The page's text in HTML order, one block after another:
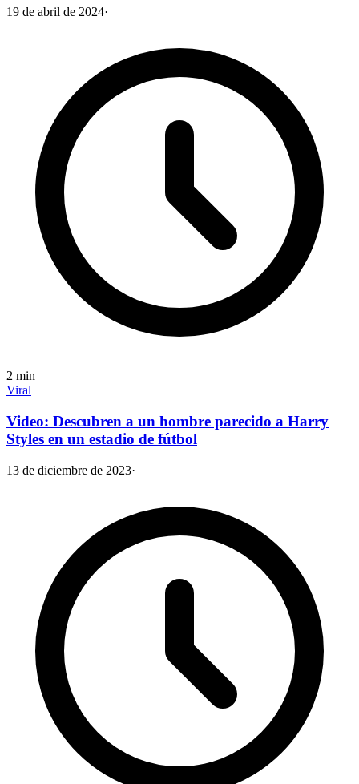
19 de abril de 2024·
2 min
Viral
Video: Descubren a un hombre parecido a Harry
Styles en un estadio de fútbol
13 de diciembre de 2023·